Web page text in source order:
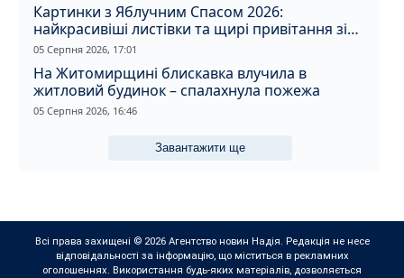
Картинки з Яблучним Спасом 2026:
найкрасивіші листівки та щирі привітання зі
святом
05 Серпня 2026, 17:01
На Житомирщині блискавка влучила в
житловий будинок – спалахнула пожежа
05 Серпня 2026, 16:46
Завантажити ще
Всі права захищені © 2026 Агентство новин Надія. Редакція не несе
відповідальності за інформацію, що міститься в рекламних
оголошеннях. Використання будь-яких матеріалів, дозволяється